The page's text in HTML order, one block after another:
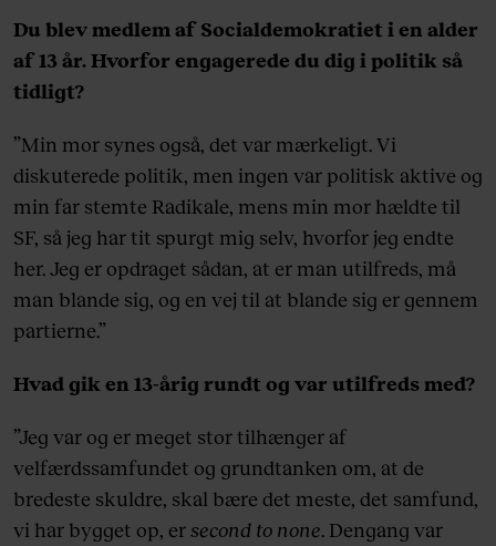
Du blev medlem af Socialdemokratiet i en alder
af 13 år. Hvorfor engagerede du dig i politik så
tidligt?
”Min mor synes også, det var mærkeligt. Vi
diskuterede politik, men ingen var politisk aktive og
min far stemte Radikale, mens min mor hældte til
SF, så jeg har tit spurgt mig selv, hvorfor jeg endte
her. Jeg er opdraget sådan, at er man utilfreds, må
man blande sig, og en vej til at blande sig er gennem
partierne.”
Hvad gik en 13-årig rundt og var utilfreds med?
”Jeg var og er meget stor tilhænger af
velfærdssamfundet og grundtanken om, at de
bredeste skuldre, skal bære det meste, det samfund,
vi har bygget op, ersecond to none. Dengang var